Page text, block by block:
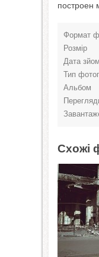
построен
Формат
Розмір
Дата
Тип
Альбом
Схожі